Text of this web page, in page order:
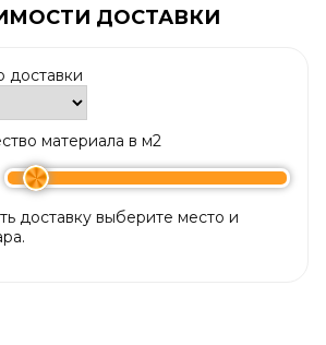
ДОСТАВКИ
доставки
материала в м2
доставку выберите место и